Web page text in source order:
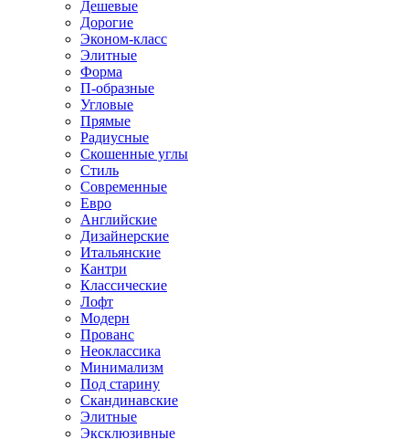
Дешевые
Дорогие
Эконом-класс
Элитные
Форма
П-образные
Угловые
Прямые
Радиусные
Скошенные углы
Стиль
Современные
Евро
Английские
Дизайнерские
Итальянские
Кантри
Классические
Лофт
Модерн
Прованс
Неоклассика
Минимализм
Под старину
Скандинавские
Элитные
Эксклюзивные